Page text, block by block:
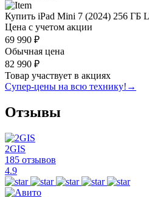
Купить iPad Mini 7 (2024) 256 ГБ
Цена с учетом акции
69 990 ₽
Обычная цена
82 990 ₽
Товар участвует в акциях
Супер-цены на всю технику! →
Отзывы
2GIS
185 отзывов
4.9